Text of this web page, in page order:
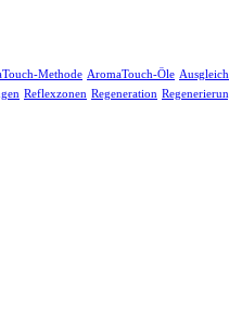
Methode AromaTouch-Öle Ausgleich
Reflexzonen Regeneration